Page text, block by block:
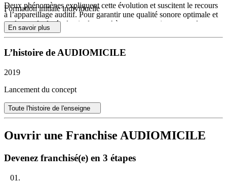
Deux phénomènes expliquent cette évolution et suscitent le recours
à l’appareillage auditif. Pour garantir une qualité sonore optimale et
prolonger la durée de vie des prothèses, un entretien mensuel
rigoureux est conseillé. Le suivi systématique des appareils favorise
souvent un frein pour les personnes appareillées comme pour leurs
proches, qui peuvent rencontrer des contraintes logistiques au
quotidien. La maintenance des prothèses auditives à domicile
devient alors un enjeu de confort et d’autonomie pour cette
population exigeante.
secteur en proposant une prestation sur-mesure d’entretien des
appareils auditifs à domicile. Cette offre couvre l’intégralité de la
professionnelle, nettoyage personnalisé des embouts sur mesure et
chaque utilisateur. Les franchisés bénéficient d’un savoir-faire
Formation initiale individuelle
En savoir plus
L’histoire de AUDIOMICILE
2019
Lancement du concept
Toute l'histoire de l'enseigne
Ouvrir une Franchise AUDIOMICILE
Devenez franchisé(e) en 3 étapes
01.